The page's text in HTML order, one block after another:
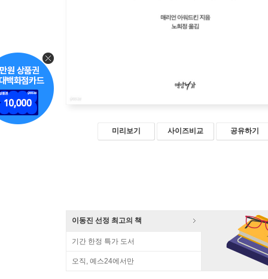
미리보기 사이즈비교 공유하기
이동진 선정 최고의 책
기간 한정 특가 도서
오직, 예스24에서만